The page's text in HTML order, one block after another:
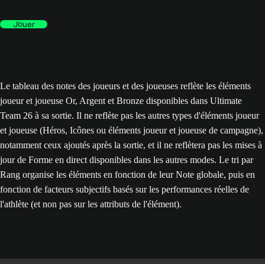
Jouer
Le tableau des notes des joueurs et des joueuses reflète les éléments
joueur et joueuse Or, Argent et Bronze disponibles dans Ultimate
Team 26 à sa sortie. Il ne reflète pas les autres types d'éléments joueur
et joueuse (Héros, Icônes ou éléments joueur et joueuse de campagne),
notamment ceux ajoutés après la sortie, et il ne reflètera pas les mises à
jour de Forme en direct disponibles dans les autres modes. Le tri par
Rang organise les éléments en fonction de leur Note globale, puis en
fonction de facteurs subjectifs basés sur les performances réelles de
l'athlète (et non pas sur les attributs de l'élément).